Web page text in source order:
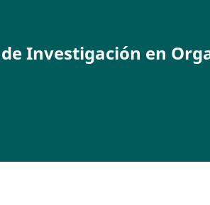
Investigación en